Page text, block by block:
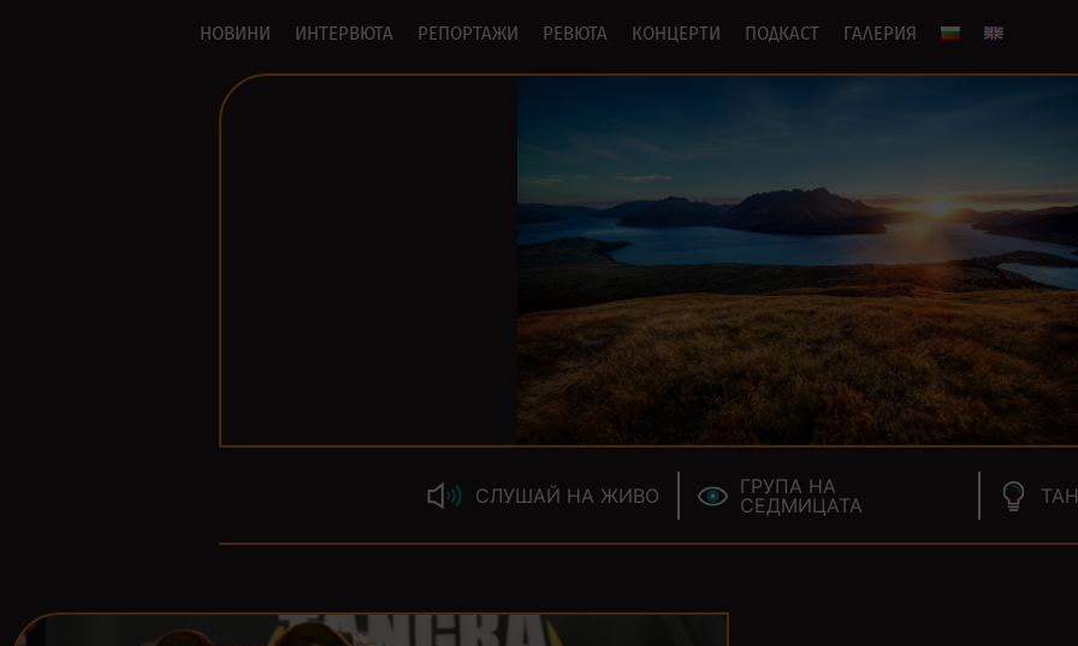
НОВИНИ ИНТЕРВЮТА РЕПОРТАЖИ РЕВЮТА КОНЦЕРТИ ПОДКАСТ ГАЛЕРИЯ
СЛУШАЙ НА ЖИВО
ГРУПА НА
СЕДМИЦАТА